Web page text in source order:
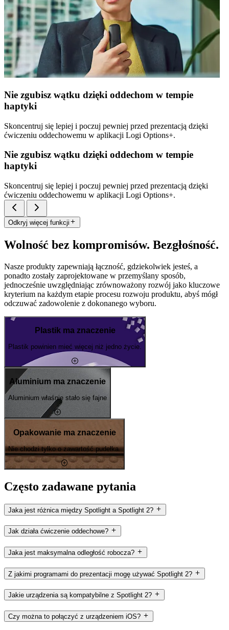
Nie zgubisz wątku dzięki oddechom w tempie
haptyki
Skoncentruj się lepiej i poczuj pewniej przed prezentacją dzięki
ćwiczeniu oddechowemu w aplikacji Logi Options+.
Nie zgubisz wątku dzięki oddechom w tempie
haptyki
Skoncentruj się lepiej i poczuj pewniej przed prezentacją dzięki
ćwiczeniu oddechowemu w aplikacji Logi Options+.
Odkryj więcej funkcji
Wolność bez kompromisów. Bezgłośność.
Nasze produkty zapewniają łączność, gdziekolwiek jesteś, a
ponadto zostały zaprojektowane w przemyślany sposób,
jednocześnie uwzględniając zrównoważony rozwój jako kluczowe
kryterium na każdym etapie procesu rozwoju produktu, abyś mógł
odczuwać zadowolenie z dokonanego wyboru.
Plastik ma znaczenie
Plastik powinien mieć więcej niż jedno życie.
Aluminium ma znaczenie
Aluminium właśnie stało się fajne
Opakowanie ma znaczenie
Nie chodzi tylko o zawartość pudełka.
Często zadawane pytania
Jaka jest różnica między Spotlight a Spotlight 2?
Jak działa ćwiczenie oddechowe?
Jaka jest maksymalna odległość robocza?
Z jakimi programami do prezentacji mogę używać Spotlight 2?
Jakie urządzenia są kompatybilne z Spotlight 2?
Czy można to połączyć z urządzeniem iOS?